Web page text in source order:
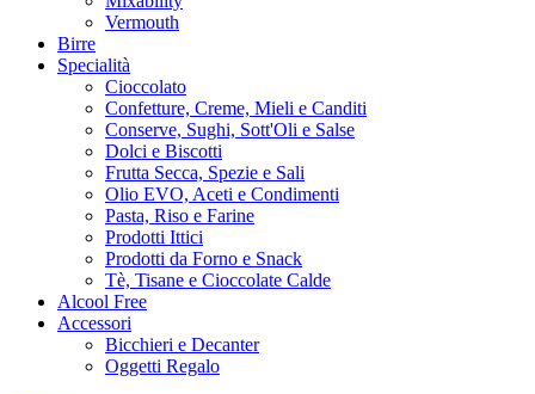
Vermouth
Birre
Specialità
Cioccolato
Confetture, Creme, Mieli e Canditi
Conserve, Sughi, Sott'Oli e Salse
Dolci e Biscotti
Frutta Secca, Spezie e Sali
Olio EVO, Aceti e Condimenti
Pasta, Riso e Farine
Prodotti Ittici
Prodotti da Forno e Snack
Tè, Tisane e Cioccolate Calde
Alcool Free
Accessori
Bicchieri e Decanter
Oggetti Regalo